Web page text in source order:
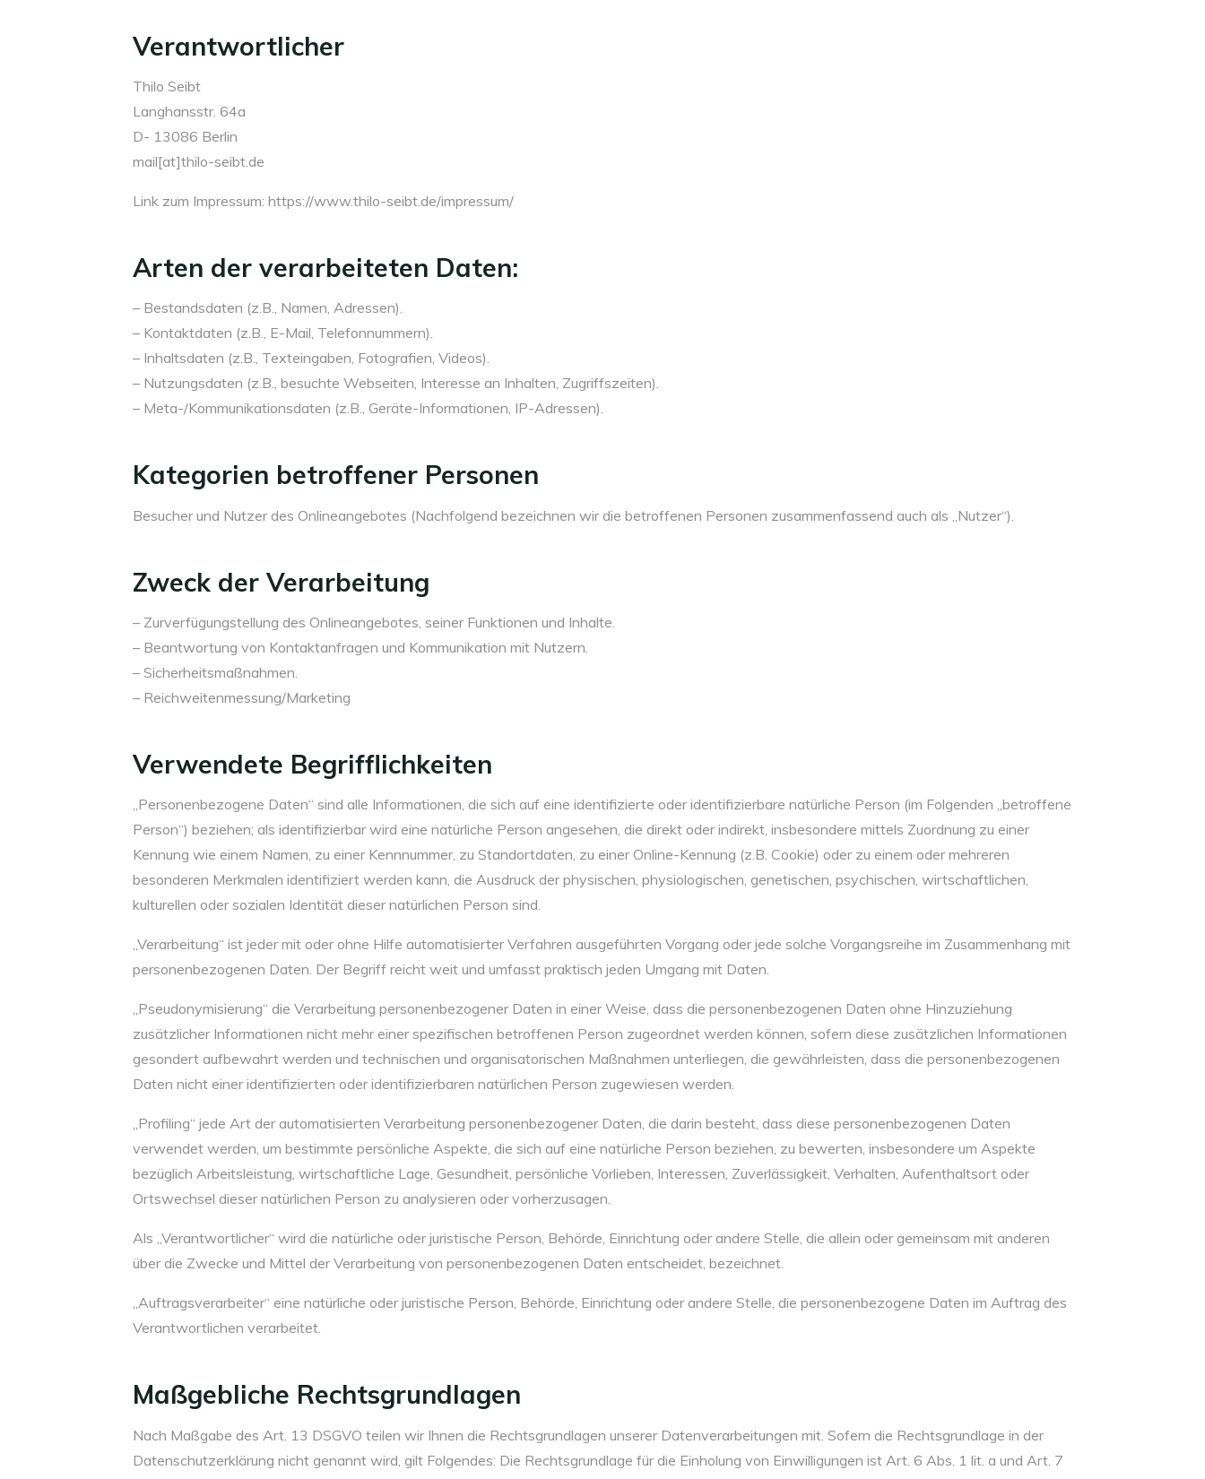
Verantwortlicher
Thilo Seibt
Langhansstr. 64a
D- 13086 Berlin
mail[at]thilo-seibt.de
Link zum Impressum: https://www.thilo-seibt.de/impressum/
Arten der verarbeiteten Daten:
– Bestandsdaten (z.B., Namen, Adressen).
– Kontaktdaten (z.B., E-Mail, Telefonnummern).
– Inhaltsdaten (z.B., Texteingaben, Fotografien, Videos).
– Nutzungsdaten (z.B., besuchte Webseiten, Interesse an Inhalten, Zugriffszeiten).
– Meta-/Kommunikationsdaten (z.B., Geräte-Informationen, IP-Adressen).
Kategorien betroffener Personen
Besucher und Nutzer des Onlineangebotes (Nachfolgend bezeichnen wir die betroffenen Personen zusammenfassend auch als „Nutzer“).
Zweck der Verarbeitung
– Zurverfügungstellung des Onlineangebotes, seiner Funktionen und Inhalte.
– Beantwortung von Kontaktanfragen und Kommunikation mit Nutzern.
– Sicherheitsmaßnahmen.
– Reichweitenmessung/Marketing
Verwendete Begrifflichkeiten
„Personenbezogene Daten“ sind alle Informationen, die sich auf eine identifizierte oder identifizierbare natürliche Person (im Folgenden „betroffene
Person“) beziehen; als identifizierbar wird eine natürliche Person angesehen, die direkt oder indirekt, insbesondere mittels Zuordnung zu einer
Kennung wie einem Namen, zu einer Kennnummer, zu Standortdaten, zu einer Online-Kennung (z.B. Cookie) oder zu einem oder mehreren
besonderen Merkmalen identifiziert werden kann, die Ausdruck der physischen, physiologischen, genetischen, psychischen, wirtschaftlichen,
kulturellen oder sozialen Identität dieser natürlichen Person sind.
„Verarbeitung“ ist jeder mit oder ohne Hilfe automatisierter Verfahren ausgeführten Vorgang oder jede solche Vorgangsreihe im Zusammenhang mit
personenbezogenen Daten. Der Begriff reicht weit und umfasst praktisch jeden Umgang mit Daten.
„Pseudonymisierung“ die Verarbeitung personenbezogener Daten in einer Weise, dass die personenbezogenen Daten ohne Hinzuziehung
zusätzlicher Informationen nicht mehr einer spezifischen betroffenen Person zugeordnet werden können, sofern diese zusätzlichen Informationen
gesondert aufbewahrt werden und technischen und organisatorischen Maßnahmen unterliegen, die gewährleisten, dass die personenbezogenen
Daten nicht einer identifizierten oder identifizierbaren natürlichen Person zugewiesen werden.
„Profiling“ jede Art der automatisierten Verarbeitung personenbezogener Daten, die darin besteht, dass diese personenbezogenen Daten
verwendet werden, um bestimmte persönliche Aspekte, die sich auf eine natürliche Person beziehen, zu bewerten, insbesondere um Aspekte
bezüglich Arbeitsleistung, wirtschaftliche Lage, Gesundheit, persönliche Vorlieben, Interessen, Zuverlässigkeit, Verhalten, Aufenthaltsort oder
Ortswechsel dieser natürlichen Person zu analysieren oder vorherzusagen.
Als „Verantwortlicher“ wird die natürliche oder juristische Person, Behörde, Einrichtung oder andere Stelle, die allein oder gemeinsam mit anderen
über die Zwecke und Mittel der Verarbeitung von personenbezogenen Daten entscheidet, bezeichnet.
„Auftragsverarbeiter“ eine natürliche oder juristische Person, Behörde, Einrichtung oder andere Stelle, die personenbezogene Daten im Auftrag des
Verantwortlichen verarbeitet.
Maßgebliche Rechtsgrundlagen
Nach Maßgabe des Art. 13 DSGVO teilen wir Ihnen die Rechtsgrundlagen unserer Datenverarbeitungen mit. Sofern die Rechtsgrundlage in der
Datenschutzerklärung nicht genannt wird, gilt Folgendes: Die Rechtsgrundlage für die Einholung von Einwilligungen ist Art. 6 Abs. 1 lit. a und Art. 7